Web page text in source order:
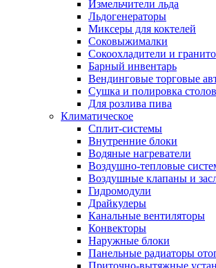
Измельчители льда
Льдогенераторы
Миксеры для коктелей
Соковыжималки
Сокоохладители и
Барный инвентарь
Вендинговые торговые
Сушка и полировка
Для розлива пива
Климатическое
Сплит-системы
Внутренние блоки
Водяные нагреватели
Воздушно-тепловые
Воздушные клапаны и
Гидромодули
Драйкулеры
Канальные вентиляторы
Конвекторы
Наружные блоки
Панельные радиаторы
Приточно-вытяжные